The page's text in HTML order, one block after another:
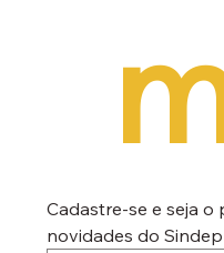
Cadastre-se e seja o
novidades do